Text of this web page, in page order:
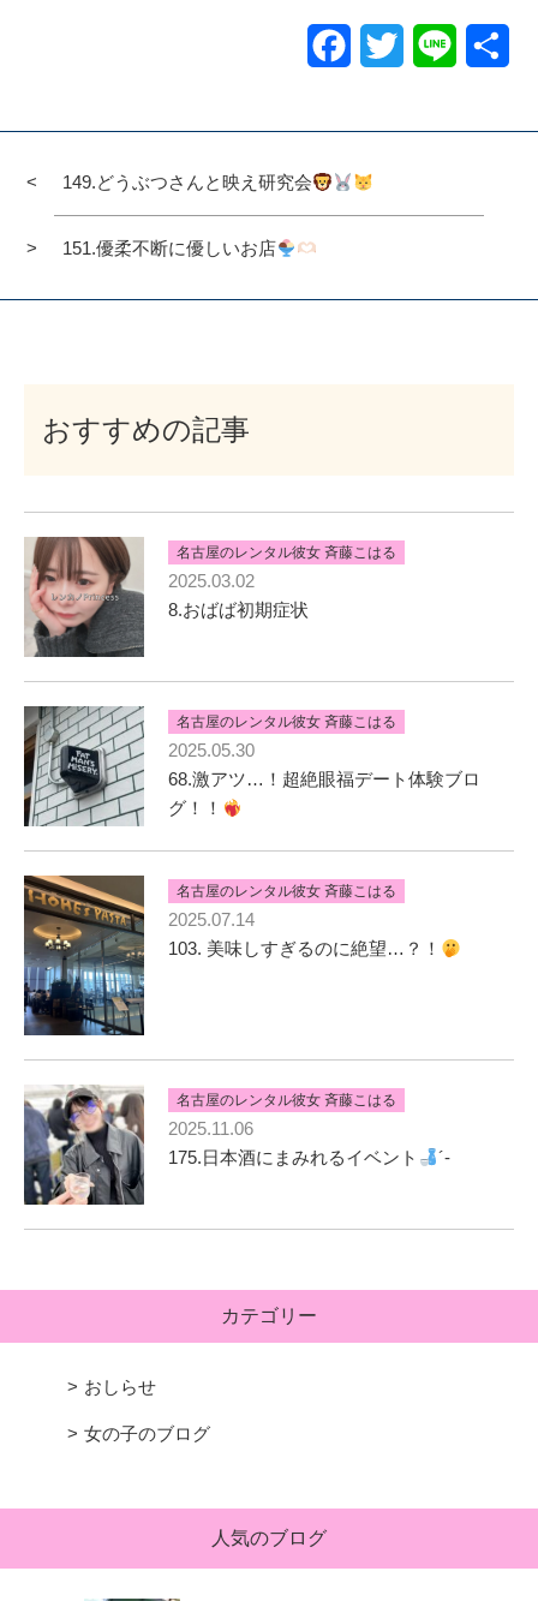
Facebook
Twitter Line
149.どうぶつさんと映え研究会
151.優柔不断に優しいお店
おすすめの記事
名古屋のレンタル彼女 斉藤こはる
2025.03.02
8.おばば初期症状
名古屋のレンタル彼女 斉藤こはる
2025.05.30
68.激アツ…！超絶眼福デート体験ブロ
グ！！
名古屋のレンタル彼女 斉藤こはる
2025.07.14
103. 美味しすぎるのに絶望…？！
名古屋のレンタル彼女 斉藤こはる
2025.11.06
175.日本酒にまみれるイベント
´-
カテゴリー
おしらせ
女の子のブログ
人気のブログ